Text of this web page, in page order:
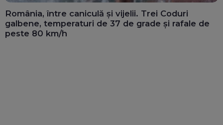
România, între caniculă și vijelii. Trei Coduri
galbene, temperaturi de 37 de grade și rafale de
peste 80 km/h